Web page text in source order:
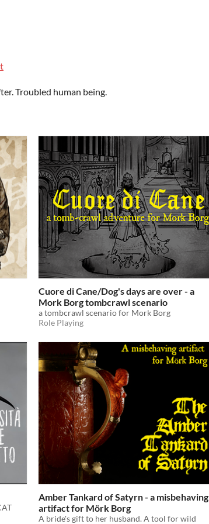
Troubled human being.
Cuore di Cane/Dog's days are over - a
Mork Borg tombcrawl scenario
a tombcrawl scenario for Mork Borg
Role Playing
Amber Tankard of Satyrn - a misbehaving
artifact for Mörk Borg
A bride's gift to her husband. A tool for wild